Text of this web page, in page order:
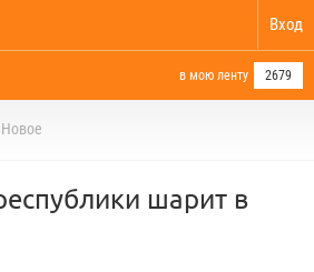
Вход
в мою ленту 2679
Новое
шарит в